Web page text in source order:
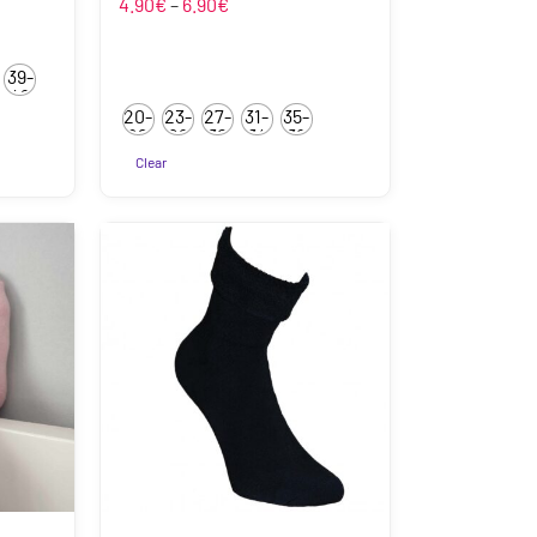
39-
42
20-
22
23-
26
27-
30
31-
34
35-
38
Clear
tootelehel.